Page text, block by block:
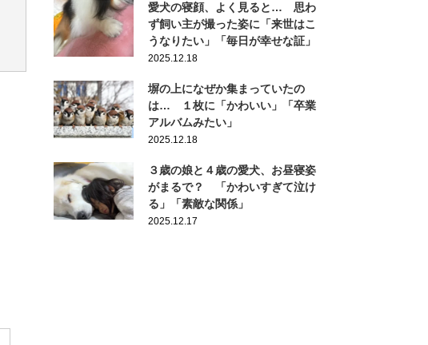
愛犬の寝顔、よく見ると… 思わ
ず飼い主が撮った姿に「来世はこ
うなりたい」「毎日が幸せな証」
2025.12.18
塀の上になぜか集まっていたの
は… １枚に「かわいい」「卒業
アルバムみたい」
2025.12.18
３歳の娘と４歳の愛犬、お昼寝姿
がまるで？ 「かわいすぎて泣け
る」「素敵な関係」
2025.12.17